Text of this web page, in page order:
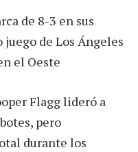
de 8-3 en sus
de Los Ángeles
el Oeste
Flagg lideró a
pero
durante los